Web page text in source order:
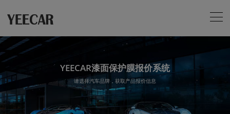
YEECAR漆面保护膜报价系统
请选择汽车品牌，获取产品报价信息